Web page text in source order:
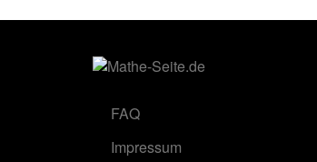
FAQ
Impressum